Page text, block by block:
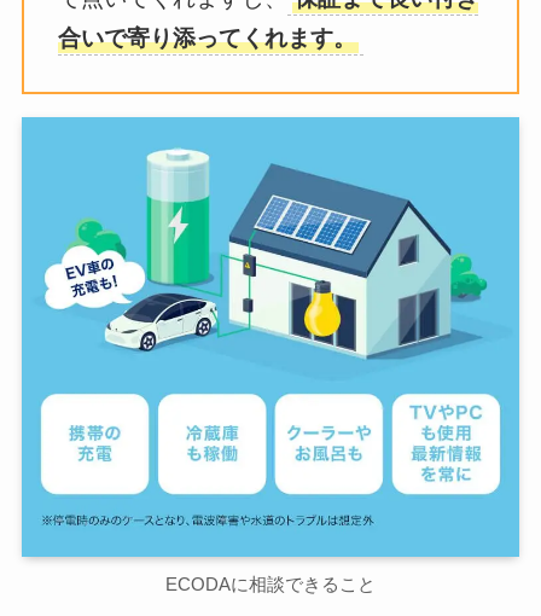
合いで寄り添ってくれます。
ECODAに相談できること